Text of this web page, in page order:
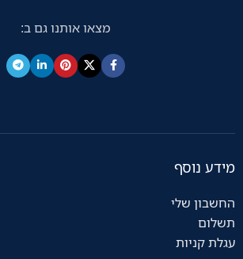
מצאו אותנו גם ב:
מידע נוסף
החשבון שלי
תשלום
עגלת קניות